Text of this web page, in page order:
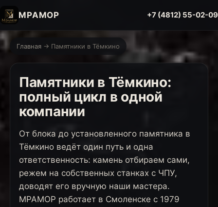
МРАМОР +7 (4812) 55-02-09
Главная → Памятники в Тёмкино
Памятники в Тёмкино:
полный цикл в одной
компании
От блока до установленного памятника в
Тёмкино ведёт один путь и одна
ответственность: камень отбираем сами,
режем на собственных станках с ЧПУ,
доводят его вручную наши мастера.
МРАМОР работает в Смоленске с 1979